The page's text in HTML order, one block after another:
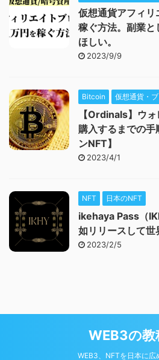
仮想通貨アフィリ
稼ぐ方法。副業と
ほしい。
2023/9/9
Bitcoin 仮想通貨・
【Ordinals】ウ
購入するまでの手
ンNFT】
2023/4/1
NFT 日本のNFT
ikehaya Pass（
如リリースして世
2023/2/5
WEB3の教
WEB3、NFTを日本に広